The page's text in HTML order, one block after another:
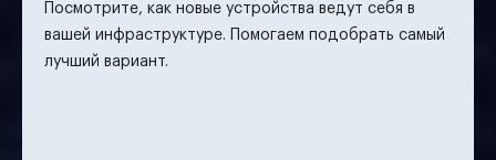
Посмотрите, как новые устройства ведут себя в
вашей инфраструктуре. Помогаем подобрать самый
лучший вариант.